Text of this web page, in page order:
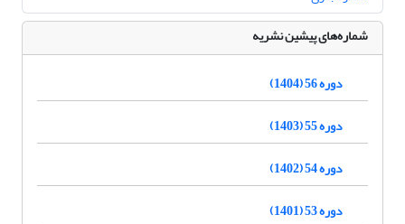
شماره‌های پیشین نشریه
دوره 56 (1404)
دوره 55 (1403)
دوره 54 (1402)
دوره 53 (1401)